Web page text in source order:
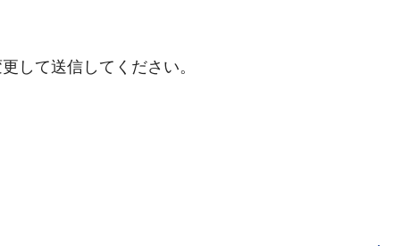
送信してください。